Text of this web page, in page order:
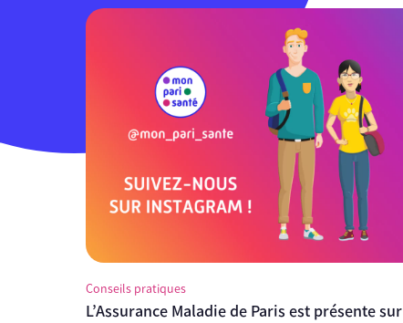
Conseils pratiques
L’Assurance Maladie de Paris est présente sur